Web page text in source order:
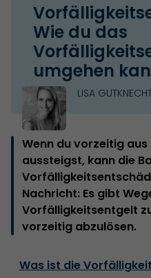
Wie du das
umgehen
LISA
Wenn du vorzeitig
aussteigst, kann die
Nachricht: Es gibt
Vorfälligkeitsentgelt
vorzeitig abzulösen.
Was ist die